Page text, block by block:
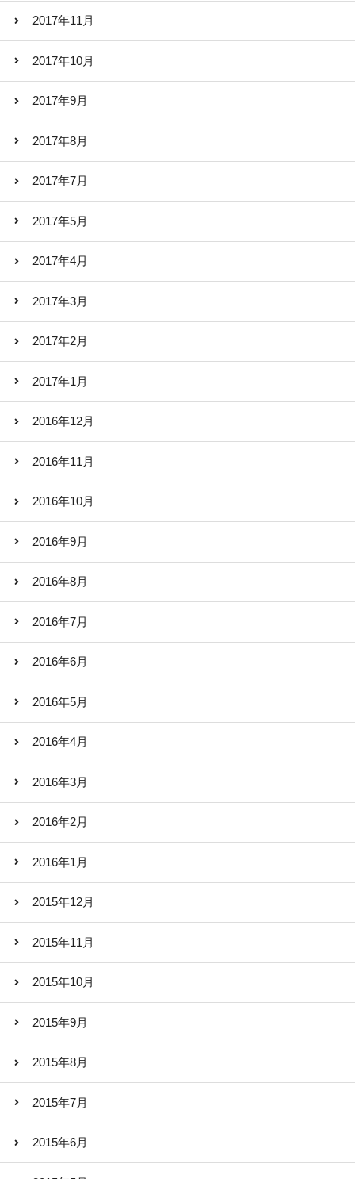
2017年11月
2017年10月
2017年9月
2017年8月
2017年7月
2017年5月
2017年4月
2017年3月
2017年2月
2017年1月
2016年12月
2016年11月
2016年10月
2016年9月
2016年8月
2016年7月
2016年6月
2016年5月
2016年4月
2016年3月
2016年2月
2016年1月
2015年12月
2015年11月
2015年10月
2015年9月
2015年8月
2015年7月
2015年6月